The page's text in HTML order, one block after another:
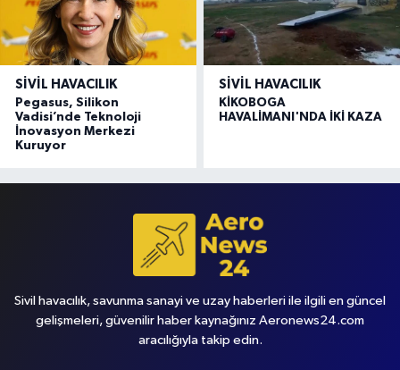
SIVIL HAVACILIK
Pegasus, Silikon
Vadisi’nde Teknoloji
İnovasyon Merkezi
Kuruyor
SIVIL HAVACILIK
KİKOBOGA
HAVALİMANI'NDA İKİ KAZA
Sivil havacılık, savunma sanayi ve uzay haberleri ile ilgili en güncel
gelişmeleri, güvenilir haber kaynağınız Aeronews24.com
aracılığıyla takip edin.